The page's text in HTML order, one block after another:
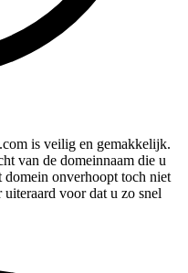
is veilig en gemakkelijk.
van de domeinnaam die u
onverhoopt toch niet
voor dat u zo snel